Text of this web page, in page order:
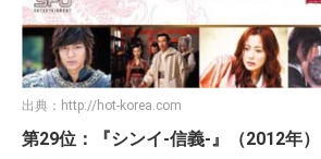
出典： http://hot-korea.com
第29位：『シンイ-信義-』（2012年）